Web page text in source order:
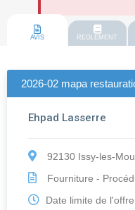
AVIS REGLEMENT
2026-02 mapa
Ehpad Lasserre
92130 Issy-les-
Fourniture -
Date limite de